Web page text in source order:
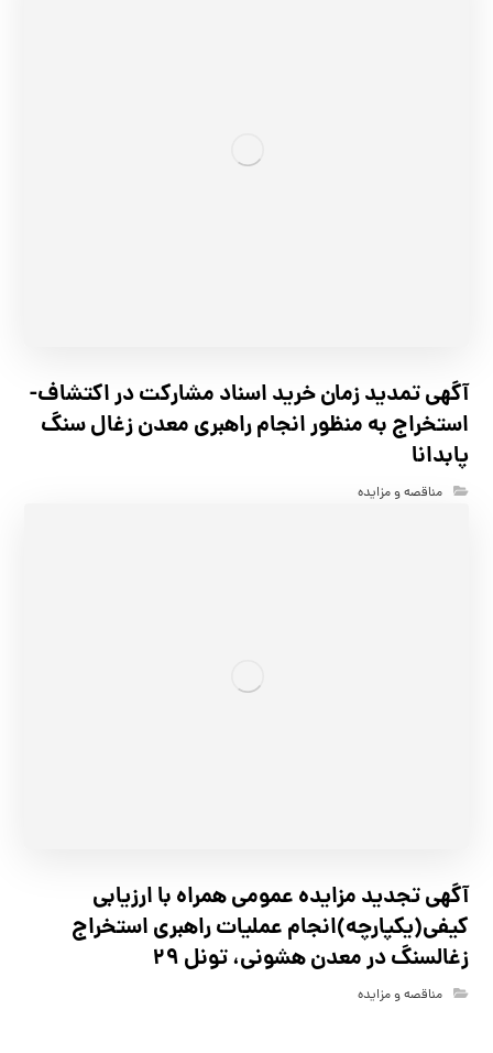
آگهي تمدید زمان خرید اسناد مشارکت در اکتشاف-
استخراج به منظور انجام راهبری معدن زغال سنگ
پابدانا
مناقصه و مزایده
آگهي تجدید مزايده عمومی همراه با ارزیابی
کیفی(یکپارچه)انجام عملیات راهبری استخراج
زغالسنگ در معدن هشونی، تونل ۲۹
مناقصه و مزایده